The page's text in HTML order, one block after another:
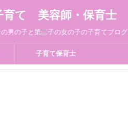
育て 美容師・保育士
男の子と第二子の女の子の子育てブログ
子育て保育士